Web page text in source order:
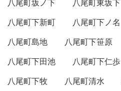
八尾町坂ノ下
八尾町東坂下
八尾町下新町
八尾町下ノ名
八尾町島地
八尾町下笹原
八尾町下田池
八尾町下仁歩
八尾町下牧
八尾町清水